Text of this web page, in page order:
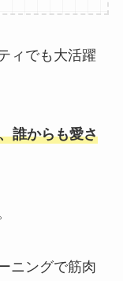
ィでも大活躍
誰からも愛さ
ニングで筋肉